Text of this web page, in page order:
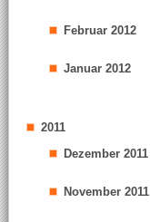
Februar 2012
Januar 2012
2011
Dezember 2011
November 2011